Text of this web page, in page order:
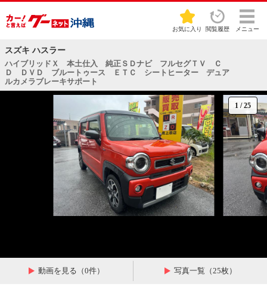
お気に入り 閲覧履歴 メニュー
スズキ ハスラー
ハイブリッドＸ 本土仕入 純正ＳＤナビ フルセグＴＶ Ｃ
Ｄ ＤＶＤ ブルートゥース ＥＴＣ シートヒーター デュア
ルカメラブレーキサポート
1 /25
動画を見る（0件） 写真一覧（25枚）